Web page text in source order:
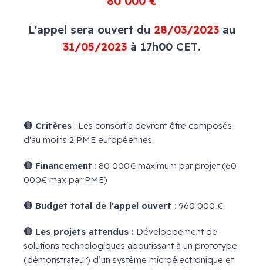
L'appel sera ouvert du 28/03/2023au
31/05/2023 à 17h00 CET.
🔴 Critères : Les consortia devront être composés
d'au moins 2 PME européennes
🔴 Financement : 80 000€ maximum par projet (60
000€ max par PME)
🔴 Budget total de l'appel ouvert : 960 000 €.
🔴 Les projets attendus : Développement de
solutions technologiques aboutissant à un prototype
(démonstrateur) d’un système microélectronique et